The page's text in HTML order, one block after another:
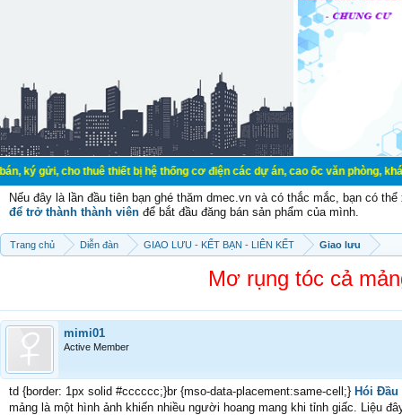
thuê thiết bị hệ thống cơ điện các dự án, cao ốc văn phòng, khách sạn,
Nếu đây là lần đầu tiên bạn ghé thăm dmec.vn và có thắc mắc, bạn có
để trở thành thành viên để bắt đầu đăng bán sản phẩm của mình.
Trang chủ Diễn đàn GIAO LƯU - KẾT BẠN - LIÊN KẾT Giao lưu
Mơ rụng tóc cả
mimi01
Active Member
td {border: 1px solid #cccccc;}br {mso-data-placement:same-cell;} Hói Đầu
mảng là một hình ảnh khiến nhiều người hoang mang khi tỉnh giấc. Liệu